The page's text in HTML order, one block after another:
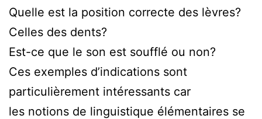
Quelle est la position correcte des lèvres?
Celles des dents?
Est-ce que le son est soufflé ou non?
Ces exemples d’indications sont
particulièrement intéressants car
les notions de linguistique élémentaires se